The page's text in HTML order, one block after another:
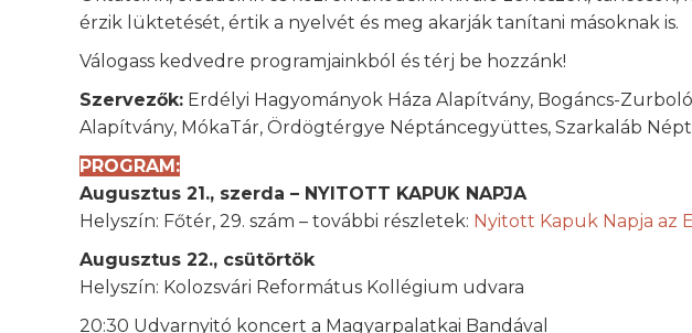
érzik lüktetését, értik a nyelvét és meg akarják tanítani másoknak is.
Válogass kedvedre programjainkból és térj be hozzánk!
Szervezők: Erdélyi Hagyományok Háza Alapítvány, Bogáncs-
Alapítvány, MókaTár, Ördögtérgye Néptáncegyüttes, Szarkaláb
PROGRAM:
Augusztus 21., szerda – NYITOTT KAPUK NAPJA
Helyszín: Főtér, 29. szám – további részletek: Nyitott Kapuk Napja az
Augusztus 22., csütörtök
Helyszín: Kolozsvári Református Kollégium udvara
20:30 Udvarnyitó koncert a Magyarpalatkai Bandával